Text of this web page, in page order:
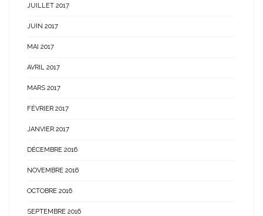
JUILLET 2017
JUIN 2017
MAI 2017
AVRIL 2017
MARS 2017
FÉVRIER 2017
JANVIER 2017
DÉCEMBRE 2016
NOVEMBRE 2016
OCTOBRE 2016
SEPTEMBRE 2016